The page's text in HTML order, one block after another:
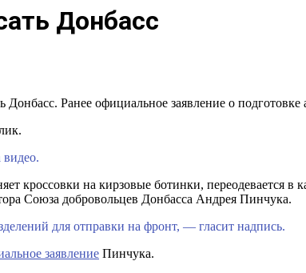
Донбасс
Ранее официальное заявление о
на кирзовые ботинки, переодевается в
Союза добровольцев Донбасса Андрея Пинчука.
для отправки на фронт, — гласит надпись.
заявление Пинчука.